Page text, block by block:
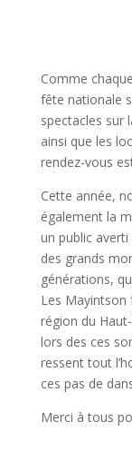
Comme
fête nationale
spectacles sur
ainsi que les
rendez-vous
Cette année,
également la
un public
des grands
générations,
Les Mayintson
région du
lors des ces
ressent tout
ces pas de
Merci à tous